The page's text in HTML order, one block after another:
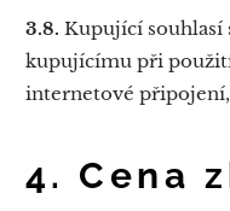
3.8. Kupující souhlasí
kupujícímu při
internetové připojení,
4. Cena